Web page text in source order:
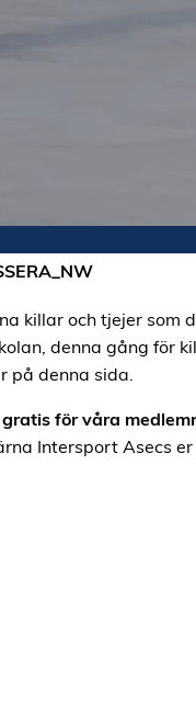
killar och tjejer som
denna gång
på denna sida.
för våra
Intersport Asecs